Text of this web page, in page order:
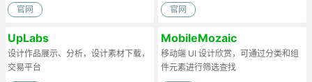
官网 官网
UpLabs
设计作品展示、分析，设计素材下载，
交易平台
MobileMozaic
移动端 UI 设计欣赏，可通过分类和组
件元素进行筛选查找